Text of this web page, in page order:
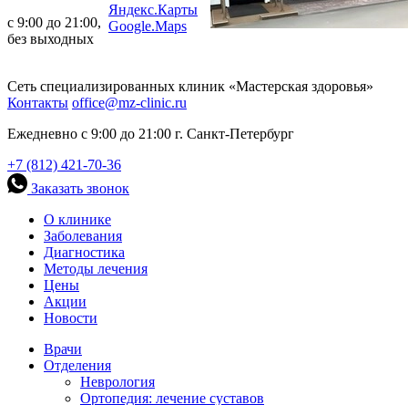
с 9:00 до 21:00,
без выходных
Яндекс.Карты
Google.Maps
Сеть специализированных клиник «Мастерская здоровья»
Контакты office@mz-clinic.ru
Ежедневно с 9:00 до 21:00 г. Санкт-Петербург
+7 (812) 421-70-36
Заказать звонок
О клинике
Заболевания
Диагностика
Методы лечения
Цены
Акции
Новости
Врачи
Отделения
Неврология
Ортопедия: лечение суставов